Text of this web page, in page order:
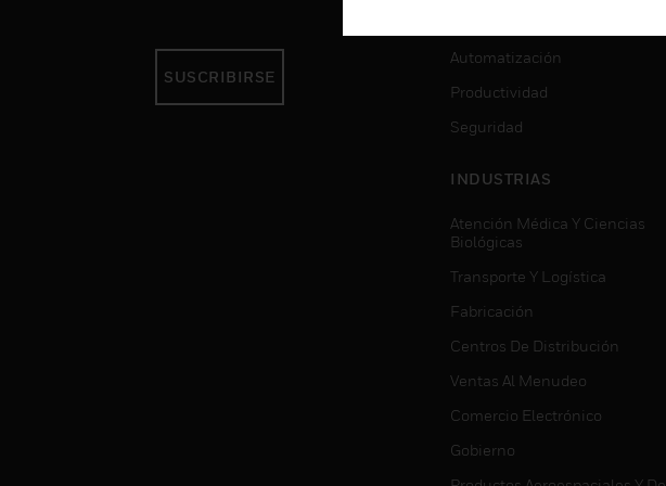
SUSCRIBIRSE
Automatización
Productividad
Seguridad
INDUSTRIAS
Atención Médica Y Ciencias
Biológicas
Transporte Y Logística
Fabricación
Centros De Distribución
Ventas Al Menudeo
Comercio Electrónico
Gobierno